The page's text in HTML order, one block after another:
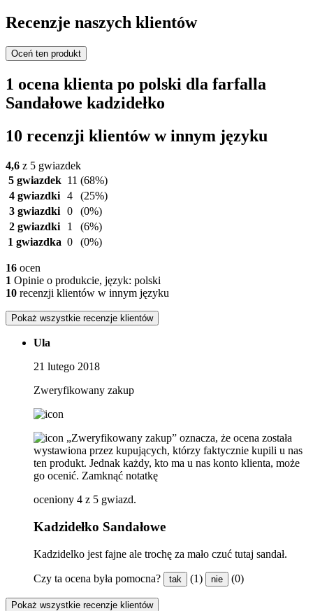
Recenzje naszych klientów
Oceń ten produkt
1 ocena klienta po polski dla farfalla
Sandałowe kadzidełko
10 recenzji klientów w innym języku
4,6 z 5 gwiazdek
5 gwiazdek 11 (68%)
4 gwiazdki 4
(25%)
3 gwiazdki 0
(0%)
2 gwiazdki
1
(6%)
1 gwiazdka 0 (0%)
16 ocen
1 Opinie o produkcie, język: polski
10 recenzji klientów w innym języku
Pokaż wszystkie recenzje klientów
Ula
21 lutego 2018
Zweryfikowany zakup
„Zweryfikowany zakup” oznacza, że ​​ocena została
wystawiona przez kupujących, którzy faktycznie kupili u nas
ten produkt. Jednak każdy, kto ma u nas konto klienta, może
go ocenić. Zamknąć notatkę
oceniony 4 z 5 gwiazd.
Kadzidełko Sandałowe
Kadzidelko jest fajne ale trochę za mało czuć tutaj sandał.
Czy ta ocena była pomocna? tak (1) nie (0)
Pokaż wszystkie recenzje klientów